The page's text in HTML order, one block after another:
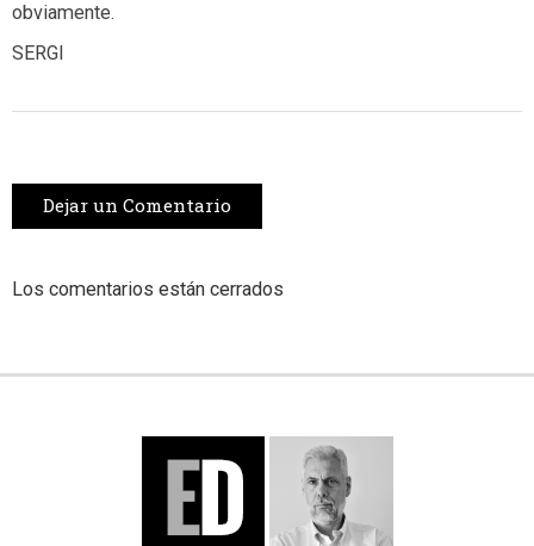
obviamente.
SERGI
Dejar un Comentario
Los comentarios están cerrados